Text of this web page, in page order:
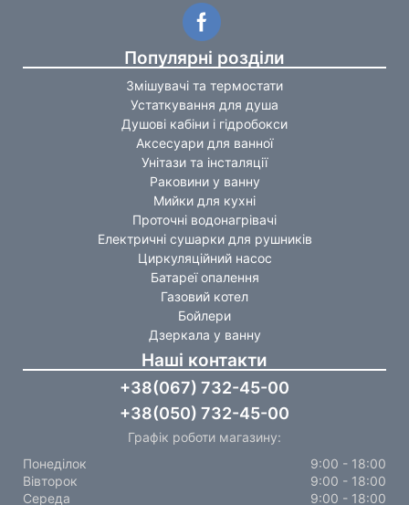
Популярні розділи
Змішувачі та термостати
Устаткування для душа
Душові кабіни і гідробокси
Аксесуари для ванної
Унітази та інсталяції
Раковини у ванну
Мийки для кухні
Проточні водонагрівачі
Електричні сушарки для рушників
Циркуляційний насос
Батареї опалення
Газовий котел
Бойлери
Дзеркала у ванну
Наші контакти
+38(067) 732-45-00
+38(050) 732-45-00
Графік роботи магазину:
Понеділок
9:00 - 18:00
Вівторок
9:00 - 18:00
Середа
9:00 - 18:00